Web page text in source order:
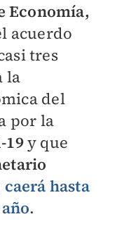
Economía,
acuerdo
tres
la
del
por la
y que
caerá hasta
.